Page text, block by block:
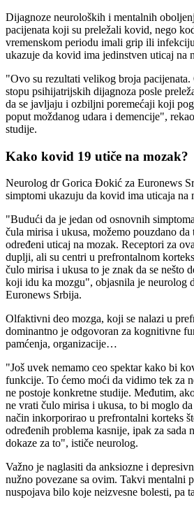
Dijagnoze neuroloških i mentalnih
pacijenata koji su preležali kovid, nego
vremenskom periodu imali grip ili
ukazuje da kovid ima jedinstven uticaj na
"Ovo su rezultati velikog broja
stopu psihijatrijskih dijagnoza posle
da se javljaju i ozbiljni poremećaji koji
poput moždanog udara i demencije",
studije.
Kako kovid 19 utiče na mozak?
Neurolog dr Gorica Đokić za Euronews
simptomi ukazuju da kovid ima uticaja na
"Budući da je jedan od osnovnih
čula mirisa i ukusa, možemo pouzdano
određeni uticaj na mozak. Receptori za
duplji, ali su centri u prefrontalnom
čulo mirisa i ukusa to je znak da se nešto
koji idu ka mozgu", objasnila je neurolog
Euronews Srbija.
Olfaktivni deo mozga, koji se nalazi u
dominantno je odgovoran za kognitivne
pamćenja, organizacije…
"Još uvek nemamo ceo spektar kako bi
funkcije. To ćemo moći da vidimo tek za
ne postoje konkretne studije. Međutim,
ne vrati čulo mirisa i ukusa, to bi moglo
način inkorporirao u prefrontalni korteks
određenih problema kasnije, ipak za sada
dokaze za to", ističe neurolog.
Važno je naglasiti da anksiozne i
nužno povezane sa ovim. Takvi mentalni
nuspojava bilo koje neizvesne bolesti, pa